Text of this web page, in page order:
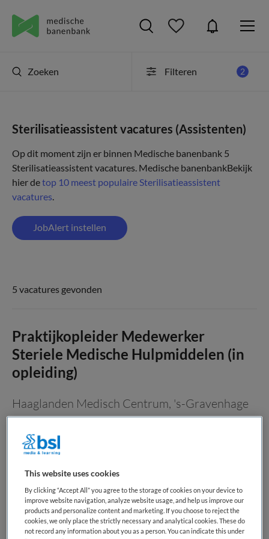
Zoeken Filteren 2
Sterilisatieassistent vacatures (Assistenten)
Op dit moment zijn er binnen Medische banenbank 5
Sterilisatieassistent vacatures. Medische banenbankBekijk
hier detop 10 meest populaire Sterilisatieassistent
vacatures.
JobAlert instellen
5 vacatures gevonden
Praktijkopleider Medewerker
Steriele Medische Hulpmiddelen (in
opleiding)
Haaglanden Medisch Centrum, 's-Gravenhage
MBO
Fulltime
Vaste aanstelling
Jij kent het vak als geen ander. Nu help je anderen om het te
leren. Ben jij een gediplomeerd Medewerker Steriele
Medische Hulpmiddelen en krijg je er energie van om
This website uses cookies
By clicking “Accept All” you agree to the storage of cookies on your device to
improve website navigation, analyze website usage, and help us improve our
products and personalize content and marketing. If you choose to reject the
cookies, we only place the strictly necessary and analytical cookies. These do
not record any information about you as a person. You can indicate this under